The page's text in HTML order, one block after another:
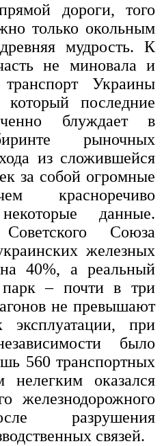
дороги, того
только окольным
мудрость. К
не миновала и
Украины
который последние
блуждает в
рыночных
из сложившейся
за собой огромные
красноречиво
некоторые данные.
Союза
железных
на 40%, а реальный
парк – почти в три
не превышают
эксплуатации, при
было
560 транспортных
оказался
железнодорожного
разрушения
связей.